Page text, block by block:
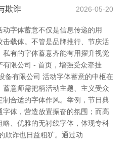
欺诈 2026-05-20
字体蓄意不仅是信息传递的用
击载体。不管是品牌推行、节庆活
私有的字体蓄意齐能有用擢升视觉
有限公司 - 首页，增强受众牵挂
备有限公司 活动字体蓄意的中枢在
意师需把柄活动主题、主义受众
制合适的字体作风。举例，节日典
体，营造放置振奋的氛围；而高
略、优雅的无衬线字体，体现专科
欺诈也日益粗犷。通过动